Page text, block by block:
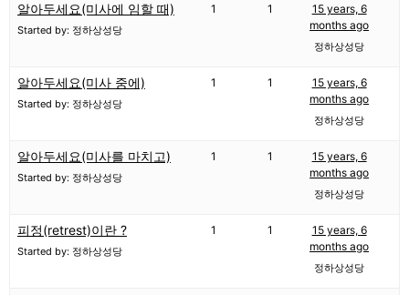
알아두세요(미사에 임할 때)
Started by: 정하상성당
1 1
15 years, 6
months ago
정하상성당
알아두세요(미사 중에)
Started by: 정하상성당
1 1
15 years, 6
months ago
정하상성당
알아두세요(미사를 마치고)
Started by: 정하상성당
1 1
15 years, 6
months ago
정하상성당
피정(retrest)이란 ?
Started by: 정하상성당
1 1
15 years, 6
months ago
정하상성당